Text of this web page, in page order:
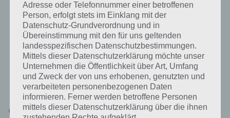
Schritt 1: Aktiviere das Mobile Internet
(Mobile Datenübertragung)
Bevor du andere Dinge überprüfst, solltest du schauen, ob bei
Android die sogenannte mobile Datenübertragung überhaupt
aktiviert ist. Das ist meist der Hauptgrund, warum das ganze nicht
funktioniert. Je nach Gerät ist dies ein wenig anders, daher haben wir
dazu ein seperates Tutorial erstellt:
Zum Tutorial zum Aktivieren und Deaktivieren des mobilen
Adresse oder Telefonnummer einer betroffenen
Person, erfolgt stets im Einklang mit der
Datenschutz-Grundverordnung und in
Übereinstimmung mit den für uns geltenden
landesspezifischen Datenschutzbestimmungen.
Mittels dieser Datenschutzerklärung möchte unser
Unternehmen die Öffentlichkeit über Art, Umfang
und Zweck der von uns erhobenen, genutzten und
verarbeiteten personenbezogenen Daten
informieren. Ferner werden betroffene Personen
mittels dieser Datenschutzerklärung über die ihnen